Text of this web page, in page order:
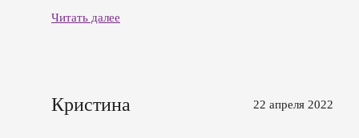
Аристек.
Читать далее
Кристина 22 апреля 2022